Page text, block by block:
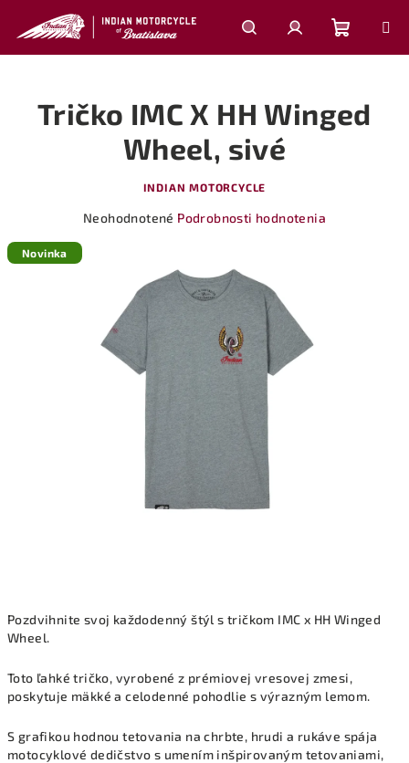
obsah
HľadaťPrihlásenie
košík
Pozdvihnite svoj každodenný štýl s tričkom IMC x HH Winged
Wheel.
Toto ľahké tričko, vyrobené z prémiovej vresovej zmesi,
poskytuje mäkké a celodenné pohodlie s výrazným lemom.
S grafikou hodnou tetovania na chrbte, hrudi a rukáve spája
motocyklové dedičstvo s umením inšpirovaným tetovaniami,
Tričko IMC X HH Winged
Wheel, sivé
INDIAN MOTORCYCLE
Priemerné
produktu
hviezdičiek.
Neohodnotené Podrobnosti hodnotenia
Novinka